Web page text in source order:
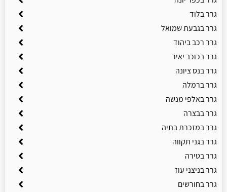
גרר בלוד
גרר בגבעת שמואל
גרר רכב ביהוד
גרר בכוכב יאיר
גרר בנס ציונה
גרר ברמלה
גרר באלפי מנשה
גרר בבצרה
גרר במזכרת בתיה
גרר בגני תקווה
גרר בטירה
גרר בניצני עוז
גרר בחורשים